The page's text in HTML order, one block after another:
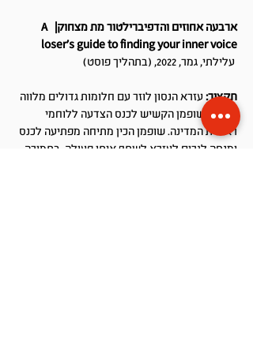
ארבעה אחוזים והדפיברילטור מת מצחוק| A
loser’s guide to finding your inner voice
עלילתי, גמר, 2022, (בתהליך פוסט)
תקציר: עזרא הנסון לוזר עם חלומות גדולים מלווה
את גבי שופמן הקשיש לכנס הצדעה ללוחמי
ראשית המדינה. שופמן הכין מתיחה מפתיעה לכנס
ומנסה לגרום לעזרא לשתף איתו פעולה, בתמורה